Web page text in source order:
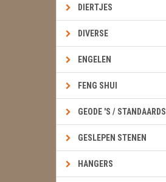
DIERTJES
DIVERSE
ENGELEN
FENG SHUI
GEODE 'S / STANDAARDS
GESLEPEN STENEN
HANGERS